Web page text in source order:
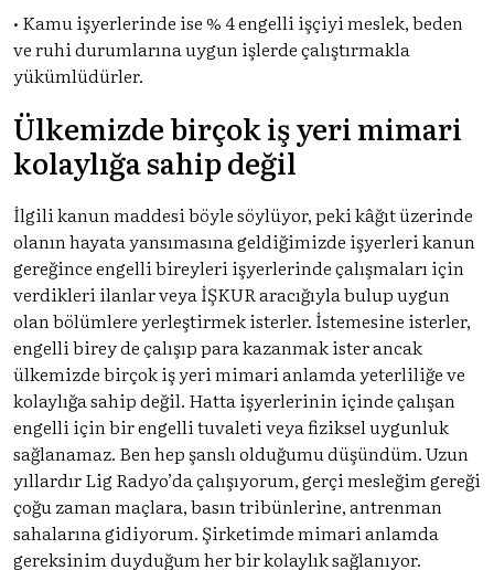
• Kamu işyerlerinde ise % 4 engelli işçiyi meslek, beden
ve ruhi durumlarına uygun işlerde çalıştırmakla
yükümlüdürler.
Ülkemizde birçok iş yeri mimari
kolaylığa sahip değil
İlgili kanun maddesi böyle söylüyor, peki kâğıt üzerinde
olanın hayata yansımasına geldiğimizde işyerleri kanun
gereğince engelli bireyleri işyerlerinde çalışmaları için
verdikleri ilanlar veya İŞKUR aracığıyla bulup uygun
olan bölümlere yerleştirmek isterler. İstemesine isterler,
engelli birey de çalışıp para kazanmak ister ancak
ülkemizde birçok iş yeri mimari anlamda yeterliliğe ve
kolaylığa sahip değil. Hatta işyerlerinin içinde çalışan
engelli için bir engelli tuvaleti veya fiziksel uygunluk
sağlanamaz. Ben hep şanslı olduğumu düşündüm. Uzun
yıllardır Lig Radyo’da çalışıyorum, gerçi mesleğim gereği
çoğu zaman maçlara, basın tribünlerine, antrenman
sahalarına gidiyorum. Şirketimde mimari anlamda
gereksinim duyduğum her bir kolaylık sağlanıyor.